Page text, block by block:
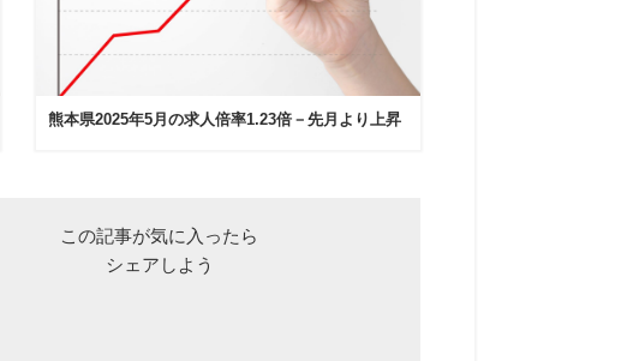
熊本県2025年5月の求人倍率1.23倍－先月より上昇
この記事が気に入ったら
シェアしよう